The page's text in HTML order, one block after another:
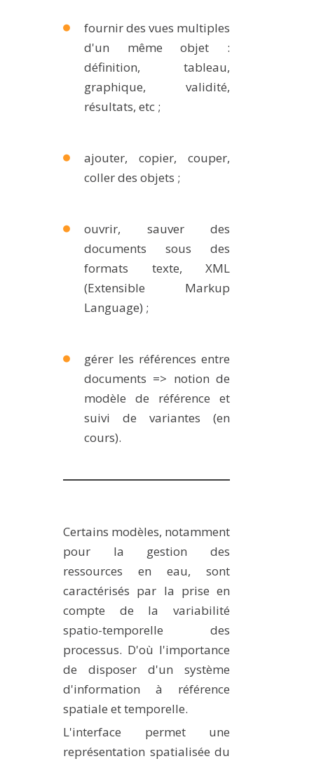
fournir des vues multiples
d'un même objet :
définition, tableau,
graphique, validité,
résultats, etc ;
ajouter, copier, couper,
coller des objets ;
ouvrir, sauver des
documents sous des
formats texte, XML
(Extensible Markup
Language) ;
gérer les références entre
documents => notion de
modèle de référence et
suivi de variantes (en
cours).
Certains modèles, notamment
pour la gestion des
ressources en eau, sont
caractérisés par la prise en
compte de la variabilité
spatio-temporelle des
processus. D'où l'importance
de disposer d'un système
d'information à référence
spatiale et temporelle.
L'interface permet une
représentation spatialisée du